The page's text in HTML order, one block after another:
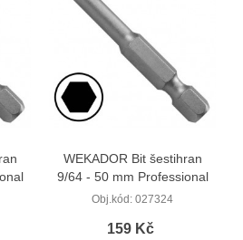
WEKADOR Bit šestihran
9/64 - 50 mm Professional
Obj.kód: 027324
159 Kč